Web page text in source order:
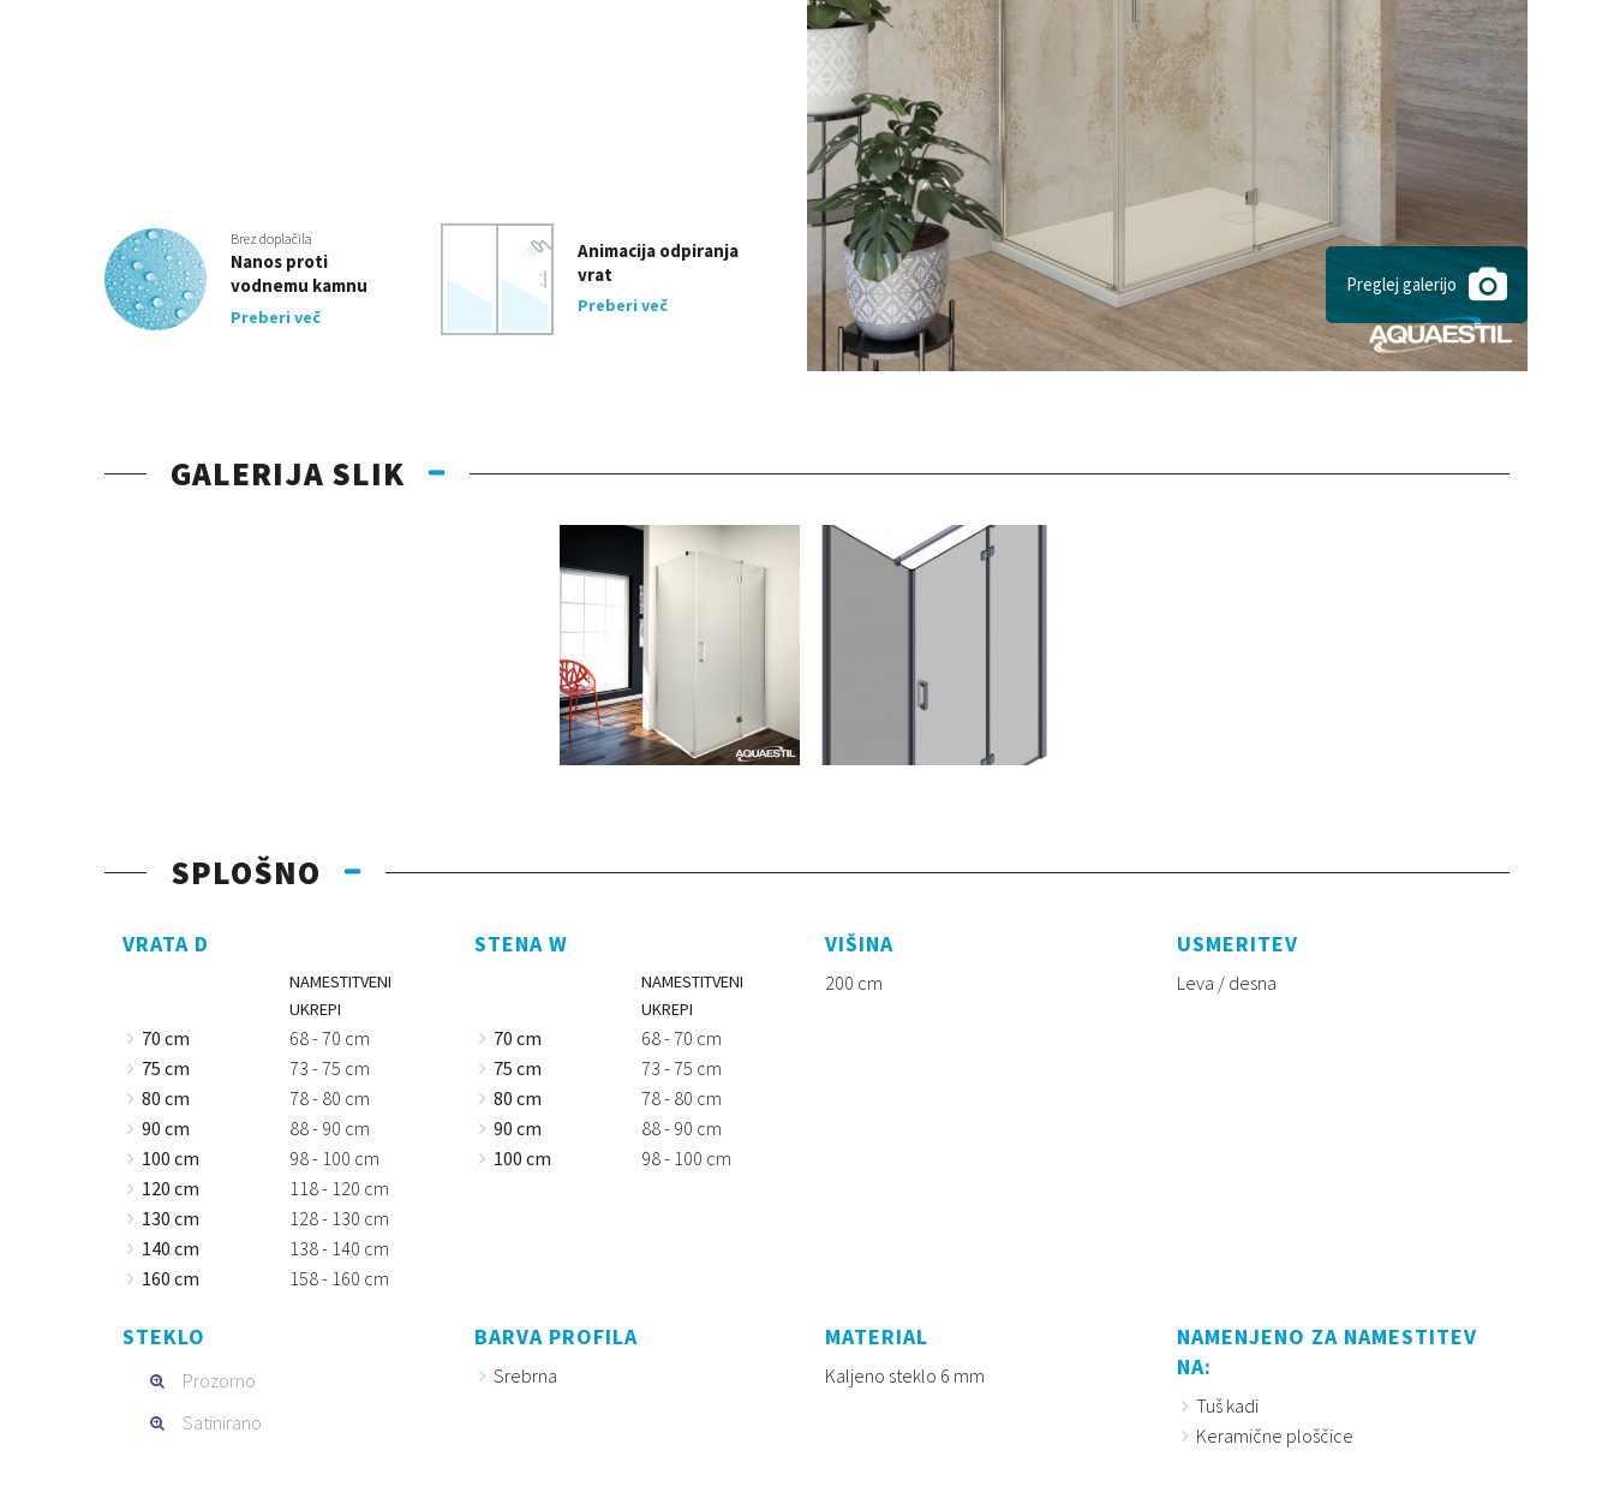
Brez doplačila
Nanos proti
vodnemu kamnu
Preberi več
Animacija odpiranja
vrat
Preberi več
Preglej galerijo
GALERIJA SLIK
SPLOŠNO
VRATA D
NAMESTITVENI
UKREPI
70 cm
68 - 70 cm
75 cm
73 - 75 cm
80 cm
78 - 80 cm
90 cm
88 - 90 cm
100 cm
98 - 100 cm
120 cm
118 - 120 cm
130 cm
128 - 130 cm
140 cm
138 - 140 cm
160 cm
158 - 160 cm
STENA W
NAMESTITVENI
UKREPI
70 cm
68 - 70 cm
75 cm
73 - 75 cm
80 cm
78 - 80 cm
90 cm
88 - 90 cm
100 cm
98 - 100 cm
VIŠINA
200 cm
USMERITEV
Leva / desna
STEKLO
Prozorno
Satinirano
BARVA PROFILA
Srebrna
MATERIAL
Kaljeno steklo 6 mm
NAMENJENO ZA NAMESTITEV
NA:
Tuš kadi
Keramične ploščice